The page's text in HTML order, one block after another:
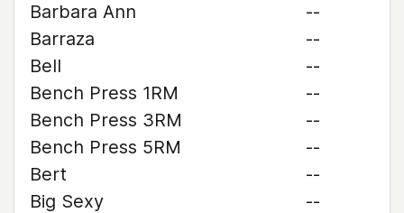
Barbara Ann
--
Barraza
--
Bell
--
Bench Press 1RM
--
Bench Press 3RM
--
Bench Press 5RM
--
Bert
--
Big Sexy
--